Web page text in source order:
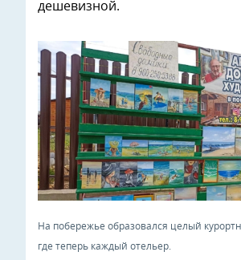
дешевизной.
На побережье образовался целый
где теперь каждый отельер.